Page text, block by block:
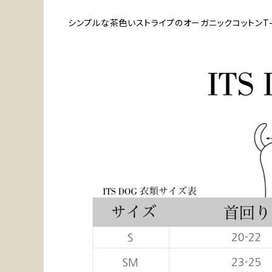
シンプルな茶色いストライプのオーガニックコットンT-